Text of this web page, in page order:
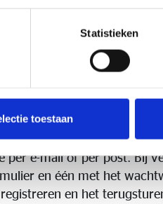
Statistieken
toestaan
moeten blijven
bewaarbank. Dit
en om de beschikbare
claimformulier met
e-mail of per post. Bij
en één met het
en het